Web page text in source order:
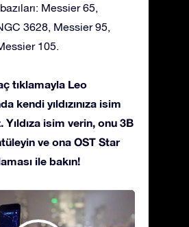
Messier 65,
3628, Messier 95,
105.
tıklamayla Leo
kendi yıldızınıza isim
isim verin, onu 3B
ve ona OST Star
ile bakın!